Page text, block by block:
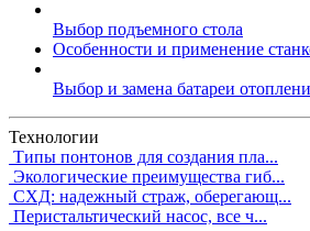
Выбор подъемного стола
Особенности и применение
Выбор и замена батареи
Технологии
Типы понтонов для создания пла...
Экологические преимущества гиб...
СХД: надежный страж, оберегающ...
Перистальтический насос, все ч...